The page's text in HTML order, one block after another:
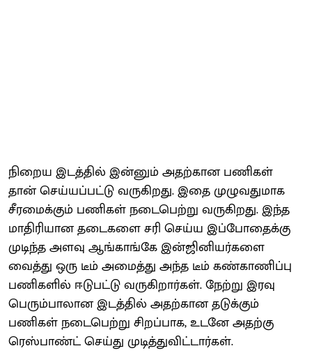
நிறைய இடத்தில் இன்னும் அதற்கான பணிகள்
தான் செய்யப்பட்டு வருகிறது. இதை முழுவதுமாக
சீரமைக்கும் பணிகள் நடைபெற்று வருகிறது. இந்த
மாதிரியான தடைகளை சரி செய்ய இப்போதைக்கு
முடிந்த அளவு ஆங்காங்கே இன்ஜினியர்களை
வைத்து ஒரு டீம் அமைத்து அந்த டீம் கண்காணிப்பு
பணிகளில் ஈடுபட்டு வருகிறார்கள். நேற்று இரவு
பெரும்பாலான இடத்தில் அதற்கான தடுக்கும்
பணிகள் நடைபெற்று சிறப்பாக, உடனே அதற்கு
ரெஸ்பாண்ட் செய்து முடித்துவிட்டார்கள்.